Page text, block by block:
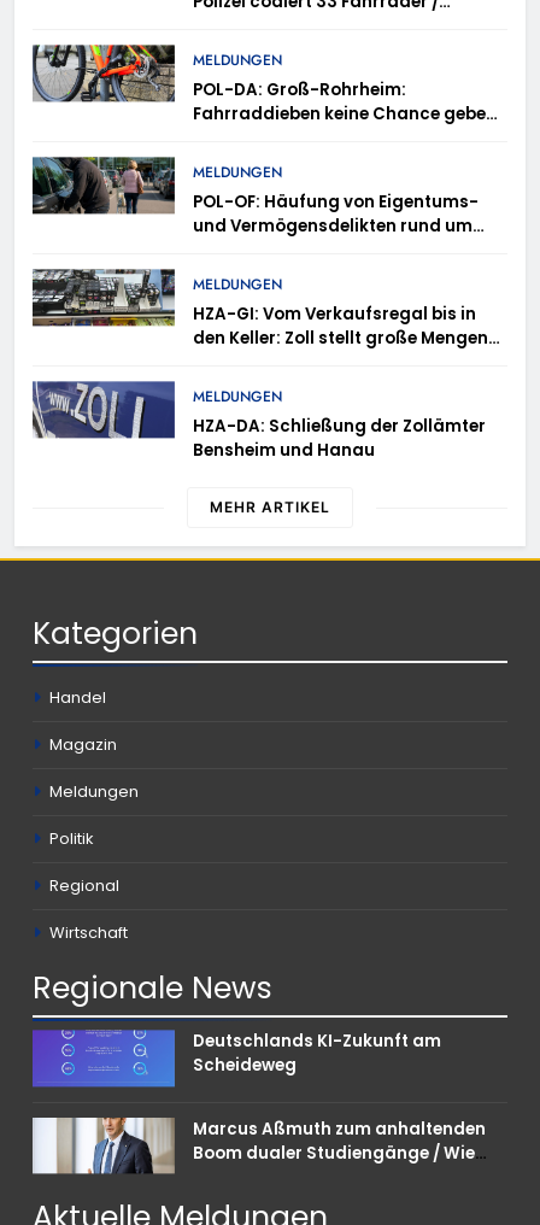
Fahrradcodierung
MELDUNGEN
POL-DA: Groß-Rohrheim:
Fahrraddieben keine Chance geben
MELDUNGEN
POL-OF: Häufung von Eigentums-
und Vermögensdelikten rund um
Verhaltenstipps
MELDUNGEN
HZA-GI: Vom Verkaufsregal bis in
den Keller: Zoll stellt große Mengen
MELDUNGEN
HZA-DA: Schließung der Zollämter
Bensheim und Hanau
MEHR ARTIKEL
Kategorien
Handel
Magazin
Meldungen
Politik
Regional
Wirtschaft
Regionale News
Deutschlands KI-Zukunft am
Scheideweg
Marcus Aßmuth zum anhaltenden
Boom dualer Studiengänge / Wie
punkten können